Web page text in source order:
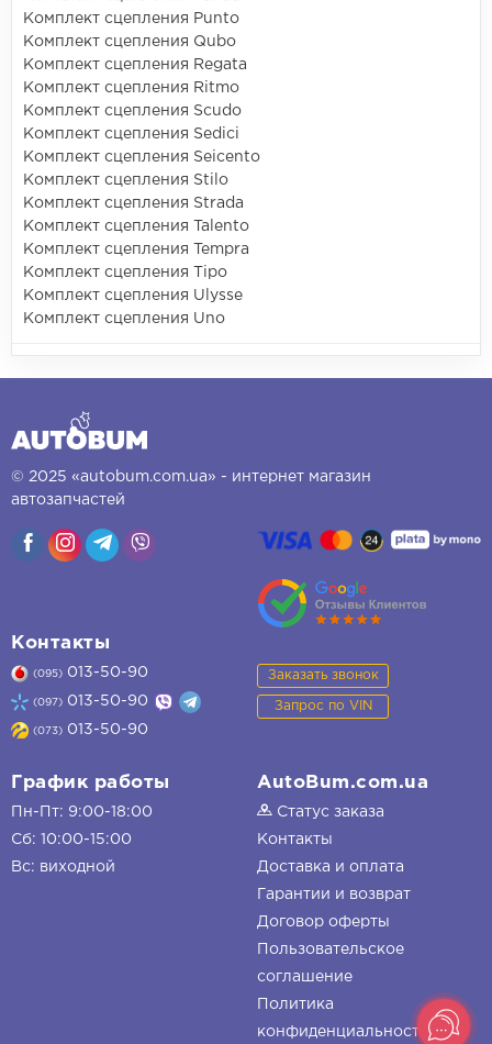
Комплект сцепления Punto
Комплект сцепления Qubo
Комплект сцепления Regata
Комплект сцепления Ritmo
Комплект сцепления Scudo
Комплект сцепления Sedici
Комплект сцепления Seicento
Комплект сцепления Stilo
Комплект сцепления Strada
Комплект сцепления Talento
Комплект сцепления Tempra
Комплект сцепления Tipo
Комплект сцепления Ulysse
Комплект сцепления Uno
© 2025 «autobum.com.ua» - интернет магазин
автозапчастей
Контакты
(095) 013-50-90
(097) 013-50-90
(073) 013-50-90
Заказать звонок
Запрос по VIN
График работы
Пн-Пт: 9:00-18:00
Сб: 10:00-15:00
Вс: виходной
AutoBum.com.ua
Статус заказа
Контакты
Доставка и оплата
Гарантии и возврат
Договор оферты
Пользовательское
соглашение
Политика
конфиденциальности